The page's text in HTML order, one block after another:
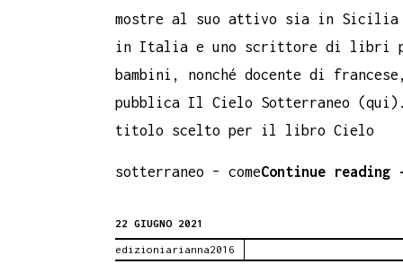
mostre al suo attivo sia in Sicilia
in Italia e uno scrittore di libri
bambini, nonché docente di francese,
pubblica Il Cielo Sotterraneo
titolo scelto per il libro Cielo
sotterraneo – comeContinue reading
22 GIUGNO 2021
edizioniarianna2016